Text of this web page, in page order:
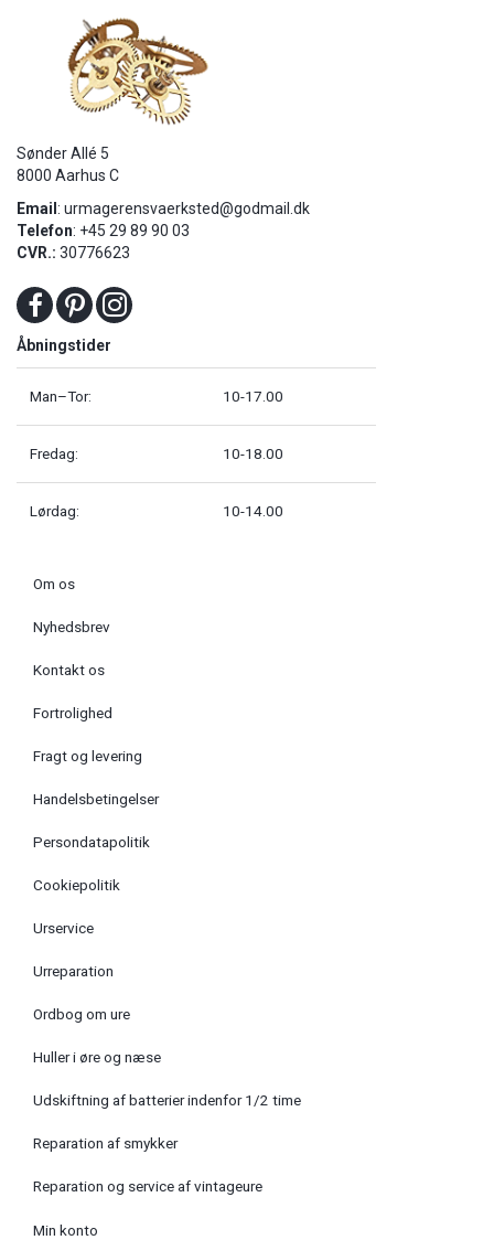
Sønder Allé 5
8000 Aarhus C
Email : urmagerensvaerksted@godmail.dk
Telefon: +45 29 89 90 03
CVR.: 30776623
Åbningstider
Man–Tor: 10-17.00
Fredag: 10-18.00
Lørdag: 10-14.00
Om os
Nyhedsbrev
Kontakt os
Fortrolighed
Fragt og levering
Handelsbetingelser
Persondatapolitik
Cookiepolitik
Urservice
Urreparation
Ordbog om ure
Huller i øre og næse
Udskiftning af batterier indenfor 1/2 time
Reparation af smykker
Reparation og service af vintageure
Min konto